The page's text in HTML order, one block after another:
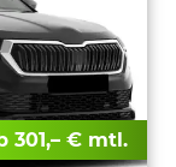
301,– € mtl.